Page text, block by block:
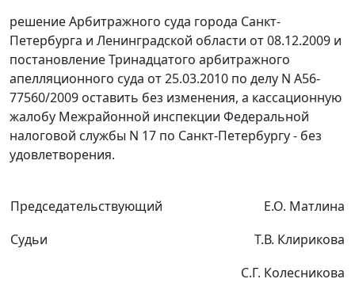
решение Арбитражного суда города Санкт-
Петербурга и Ленинградской области от 08.12.2009 и
постановление Тринадцатого арбитражного
апелляционного суда от 25.03.2010 по делу N А56-
77560/2009 оставить без изменения, а кассационную
жалобу Межрайонной инспекции Федеральной
налоговой службы N 17 по Санкт-Петербургу - без
удовлетворения.
Председательствующий
Е.О. Матлина
Судьи
Т.В. Клирикова
С.Г. Колесникова